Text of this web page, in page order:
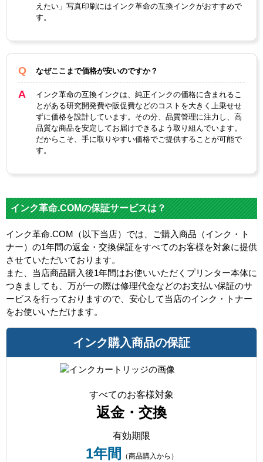
えたい」写真印刷にはインク革命の互換インクがおすすめで
す。
なぜここまで価格が安いのですか？
インク革命の互換インクは、純正インクの価格に含まれるこ
とがある研究開発費や販促費などのコストを大きく上乗せせ
ずに価格を設計しています。その分、品質管理に注力し、高
品質な商品を安定してお届けできるよう取り組んでいます。
だからこそ、手に取りやすい価格でご提供することが可能で
す。
インク革命.COMの保証サービスは？
インク革命.COM（以下当店）では、ご購入商品（インク・ト
ナー）の1年間の返金・交換保証をすべてのお客様を対象に提供
させていただいております。
また、当店商品購入後1年間はお使いいただくプリンター本体に
つきましても、万が一の際は修理代金などのお支払い保証のサ
ービスを行っておりますので、安心して当店のインク・トナー
をお使いいただけます。
インク購入商品の保証
すべてのお客様対象
返金・交換
有効期限
1年間 （商品購入から）